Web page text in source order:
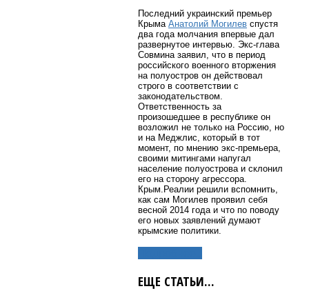
Последний украинский премьер
Крыма Анатолий Могилев спустя
два года молчания впервые дал
развернутое интервью. Экс-глава
Совмина заявил, что в период
российского военного вторжения
на полуостров он действовал
строго в соответствии с
законодательством.
Ответственность за
произошедшее в республике он
возложил не только на Россию, но
и на Меджлис, который в тот
момент, по мнению экс-премьера,
своими митингами напугал
население полуострова и склонил
его на сторону агрессора.
Крым.Реалии решили вспомнить,
как сам Могилев проявил себя
весной 2014 года и что по поводу
его новых заявлений думают
крымские политики.
ЕЩЕ СТАТЬИ...